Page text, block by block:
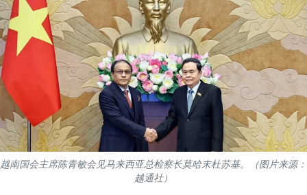
体育
国际
旅游
友谊桥梁
史海
越南国会主席陈青敏会见马来西亚总检察长莫哈末杜苏基。（图片来源：
越通社）